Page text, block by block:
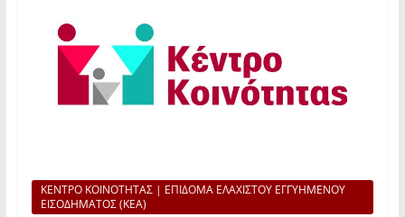
ΚΕΝΤΡΟ ΚΟΙΝΟΤΗΤΑΣ | ΕΠΙΔΟΜΑ ΕΛΑΧΙΣΤΟΥ ΕΓΓΥΗΜΕΝΟΥ
ΕΙΣΟΔΗΜΑΤΟΣ (ΚΕΑ)